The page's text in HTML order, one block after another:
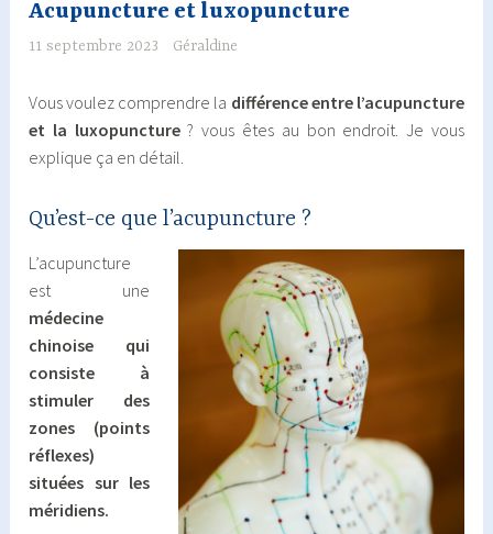
Acupuncture et luxopuncture
11 septembre 2023 Géraldine
Vous voulez comprendre la différence entre l’acupuncture
et la luxopuncture? vous êtes au bon endroit. Je vous
explique ça en détail.
Qu’est-ce que l’acupuncture ?
L’acupuncture
est une
médecine
chinoise qui
consiste à
stimuler des
zones (points
réflexes)
situées sur les
méridiens.